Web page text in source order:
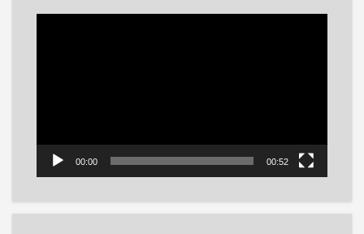
00:00 00:52